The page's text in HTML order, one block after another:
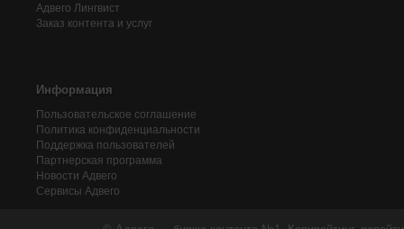
Адвего Лингвист
Заказ контента и услуг
Информация
Пользовательское соглашение
Политика конфиденциальности
Поддержка пользователей
Партнерская программа
Новости Адвего
Сервисы Адвего